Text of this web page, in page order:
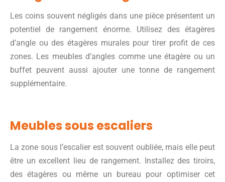
Les coins souvent négligés dans une pièce présentent un
potentiel de rangement énorme. Utilisez des étagères
d’angle ou des étagères murales pour tirer profit de ces
zones. Les meubles d’angles comme une étagère ou un
buffet peuvent aussi ajouter une tonne de rangement
supplémentaire.
Meubles sous escaliers
La zone sous l’escalier est souvent oubliée, mais elle peut
être un excellent lieu de rangement. Installez des tiroirs,
des étagères ou même un bureau pour optimiser cet